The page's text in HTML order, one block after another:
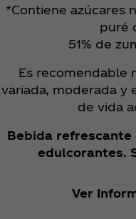
*Contiene azúcares
puré
51% de
Es recomendable
variada, moderada y
de vida
Bebida refrescante
edulcorantes.
Ver